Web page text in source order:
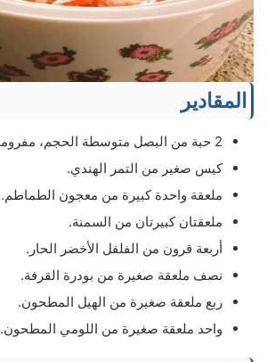
المقادير
2 حبة من البصل متوسطة الحجم، مفرومين ناعم.
كيس صغير من التمر الهندي.
ملعقة واحدة كبيرة من معجون الطماطم.
ملعقتان كبيرتان من السمنة.
أربعة قرون من الفلفل الأخضر الحار.
نصف ملعقة صغيرة من بودرة القرفة.
ربع ملعقة صغيرة من الهيل المطحون.
واحد ملعقة صغيرة من اللومي المطحون.